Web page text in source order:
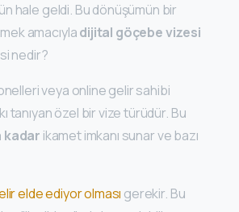
hale geldi. Bu dönüşümün bir
amacıyladijital göçebe vizesi
nedir?
veya online gelir sahibi
tanıyan özel bir vize türüdür. Bu
kadar ikamet imkanı sunar ve bazı
elde ediyor olması gerekir. Bu